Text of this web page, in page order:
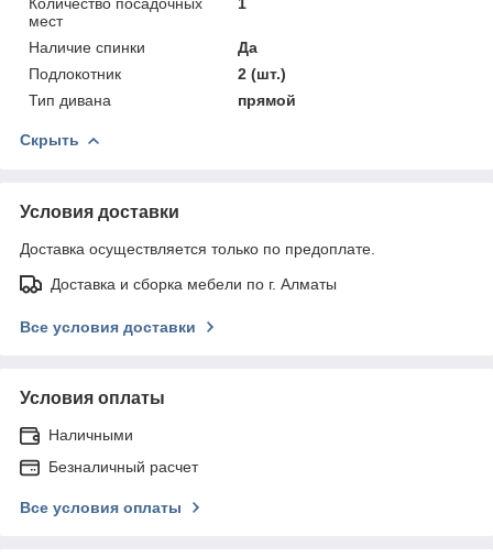
мест
Наличие спинки
Да
Подлокотник
2 (шт.)
Тип дивана
прямой
Скрыть
Условия доставки
Доставка осуществляется только по предоплате.
Доставка и сборка мебели по г. Алматы
Все условия доставки
Условия оплаты
Наличными
Безналичный расчет
Все условия оплаты